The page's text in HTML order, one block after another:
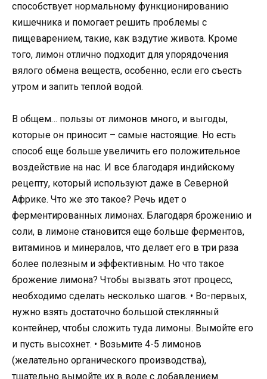
способствует нормальному функционированию
кишечника и помогает решить проблемы с
пищеварением, такие, как вздутие живота. Кроме
того, лимон отлично подходит для упорядочения
вялого обмена веществ, особенно, если его съесть
утром и запить теплой водой.
В общем… пользы от лимонов много, и выгоды,
которые он приносит – самые настоящие. Но есть
способ еще больше увеличить его положительное
воздействие на нас. И все благодаря индийскому
рецепту, который используют даже в Северной
Африке. Что же это такое? Речь идет о
ферментированных лимонах. Благодаря брожению и
соли, в лимоне становится еще больше ферментов,
витаминов и минералов, что делает его в три раза
более полезным и эффективным. Но что такое
брожение лимона? Чтобы вызвать этот процесс,
необходимо сделать несколько шагов. • Во-первых,
нужно взять достаточно большой стеклянный
контейнер, чтобы сложить туда лимоны. Вымойте его
и пусть высохнет. • Возьмите 4-5 лимонов
(желательно органического производства),
тщательно вымойте их в воде с добавлением